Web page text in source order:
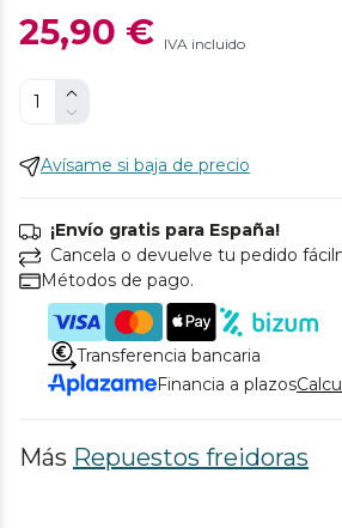
25,90 € IVA incluido
Avísame si baja de precio
¡Envío gratis para España!
Cancela o devuelve tu pedido
Métodos de pago.
Transferencia bancaria
Financia a plazos
Más Repuestos freidoras